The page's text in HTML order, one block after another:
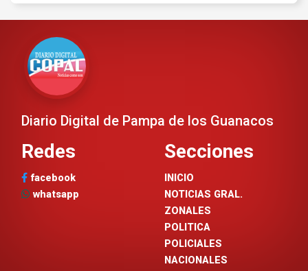
Diario Digital de Pampa de los Guanacos
Redes
facebook
whatsapp
Secciones
INICIO
NOTICIAS GRAL.
ZONALES
POLITICA
POLICIALES
NACIONALES